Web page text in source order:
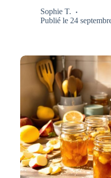
Sophie T.
Publié le 24